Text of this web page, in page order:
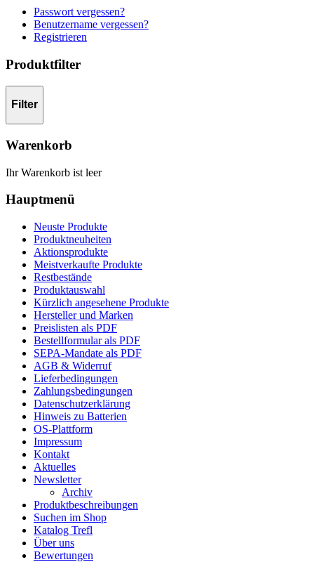
Passwort vergessen?
Benutzername vergessen?
Registrieren
Produktfilter
Filter
Warenkorb
Ihr Warenkorb ist leer
Hauptmenü
Neuste Produkte
Produktneuheiten
Aktionsprodukte
Meistverkaufte Produkte
Restbestände
Produktauswahl
Kürzlich angesehene Produkte
Hersteller und Marken
Preislisten als PDF
Bestellformular als PDF
SEPA-Mandate als PDF
AGB & Widerruf
Lieferbedingungen
Zahlungsbedingungen
Datenschutzerklärung
Hinweis zu Batterien
OS-Plattform
Impressum
Kontakt
Aktuelles
Newsletter
Archiv
Produktbeschreibungen
Suchen im Shop
Katalog Trefl
Über uns
Bewertungen